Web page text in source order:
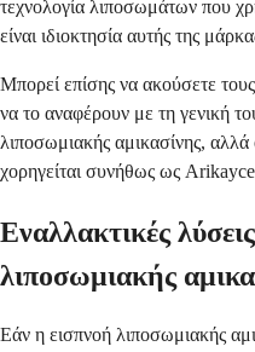
τεχνολογία λιποσωμάτων που
είναι ιδιοκτησία αυτής της
Μπορεί επίσης να ακούσετε
να το αναφέρουν με τη γενική
λιποσωμιακής αμικασίνης,
χορηγείται συνήθως ως
Εναλλακτικές
λιποσωμιακής
Εάν η εισπνοή λιποσωμιακής